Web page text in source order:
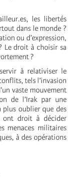
les libertés
dans le monde ?
ou d’expression,
Le droit à choisir sa
?
à relativiser le
tels l’invasion
vaste mouvement
de l’Irak par une
oublier que des
ont droit à décider
menaces militaires
à des opérations